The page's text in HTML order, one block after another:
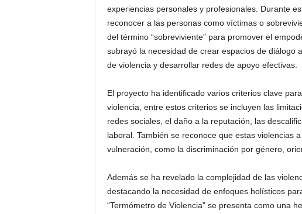
experiencias personales y profesionales. Durante
reconocer a las personas como víctimas o
del término “sobreviviente” para promover el
subrayó la necesidad de crear espacios de diálogo
de violencia y desarrollar redes de apoyo efectivas.
El proyecto ha identificado varios criterios clave
violencia, entre estos criterios se incluyen las
redes sociales, el daño a la reputación, las
laboral. También se reconoce que estas violencias
vulneración, como la discriminación por género,
Además se ha revelado la complejidad de las
destacando la necesidad de enfoques holísticos
“Termómetro de Violencia” se presenta como una